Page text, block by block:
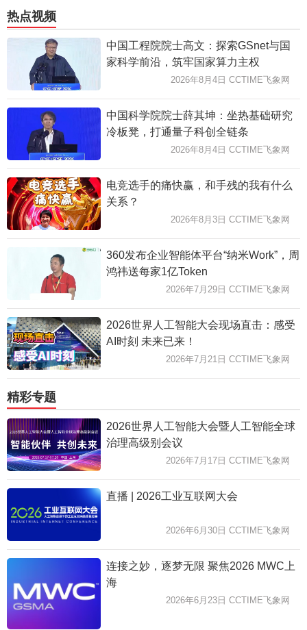
热点视频
中国工程院院士高文：探索GSnet与国
家科学前沿，筑牢国家算力主权
2026年8月4日 CCTIME飞象网
中国科学院院士薛其坤：坐热基础研究
冷板凳，打通量子科创全链条
2026年8月4日 CCTIME飞象网
电竞选手的痛快赢，和手残的我有什么
关系？
2026年8月3日 CCTIME飞象网
360发布企业智能体平台“纳米Work”，周
鸿祎送每家1亿Token
2026年7月29日 CCTIME飞象网
2026世界人工智能大会现场直击：感受
AI时刻 未来已来！
2026年7月21日 CCTIME飞象网
精彩专题
2026世界人工智能大会暨人工智能全球
治理高级别会议
2026年7月17日 CCTIME飞象网
直播 | 2026工业互联网大会
2026年6月30日 CCTIME飞象网
连接之妙，逐梦无限 聚焦2026 MWC上
海
2026年6月23日 CCTIME飞象网